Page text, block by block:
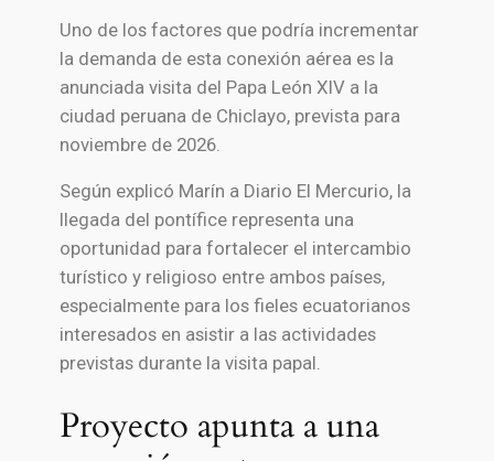
Uno de los factores que podría incrementar
la demanda de esta conexión aérea es la
anunciada visita del Papa León XIV a la
ciudad peruana de Chiclayo, prevista para
noviembre de 2026.
Según explicó Marín a Diario El Mercurio, la
llegada del pontífice representa una
oportunidad para fortalecer el intercambio
turístico y religioso entre ambos países,
especialmente para los fieles ecuatorianos
interesados en asistir a las actividades
previstas durante la visita papal.
Proyecto apunta a una